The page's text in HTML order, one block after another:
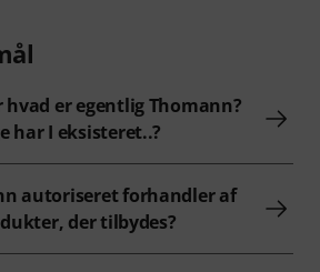
hvad er egentlig Thomann?
har I eksisteret..?
autoriseret forhandler af
der tilbydes?